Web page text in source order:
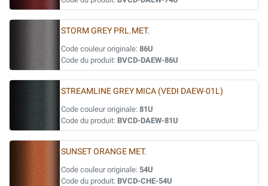
STORM GREY PRL.MET.
Code couleur originale: 86U
Code du produit: BVCD-DAEW-86U
STREAMLINE GREY MICA (VEDI DAEW-01L)
Code couleur originale: 81U
Code du produit: BVCD-DAEW-81U
SUNSET ORANGE MET.
Code couleur originale: 54U
Code du produit: BVCD-CHE-54U